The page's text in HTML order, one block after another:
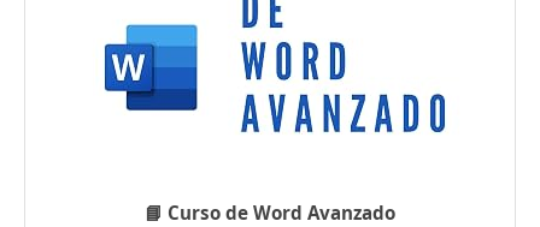
📘 Curso de Word Avanzado